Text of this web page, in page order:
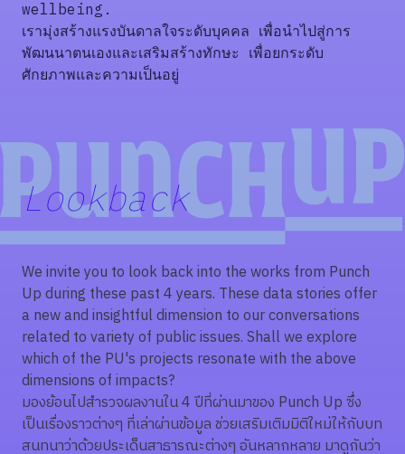
wellbeing.
เรามุ่งสร้างแรงบันดาลใจระดับบุคคล เพื่อนำไปสู่การ
พัฒนนาตนเองและเสริมสร้างทักษะ เพื่อยกระดับ
ศักยภาพและความเป็นอยู่
Lookback
We invite you to look back into the works from Punch
Up during these past 4 years. These data stories offer
a new and insightful dimension to our conversations
related to variety of public issues. Shall we explore
which of the PU's projects resonate with the above
dimensions of impacts?
มองย้อนไปสำรวจผลงานใน 4 ปีที่ผ่านมาของ Punch Up ซึ่ง
เป็นเรื่องราวต่างๆ ที่เล่าผ่านข้อมูล ช่วยเสริมเติมมิติใหม่ให้กับบท
สนทนาว่าด้วยประเด็นสาธารณะต่างๆ อันหลากหลาย มาดูกันว่า